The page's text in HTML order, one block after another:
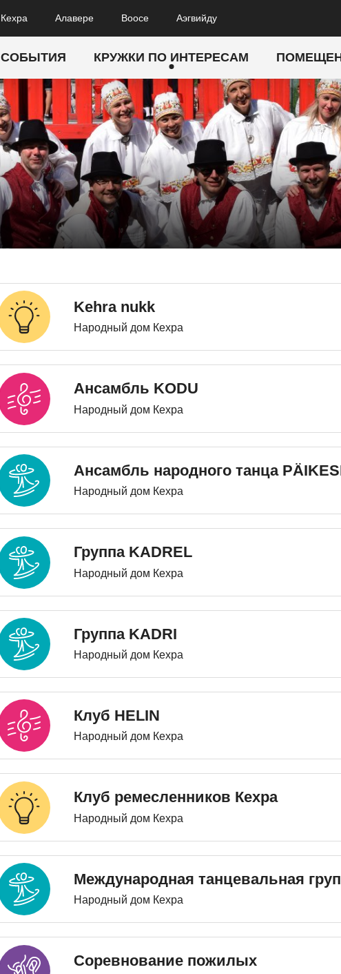
Кехра Алавере Воосе Аэгвийду
СОБЫТИЯ КРУЖКИ ПО ИНТЕРЕСАМ
Kehra nukk
Народный дом Кехра
Ансамбль KODU
Народный дом Кехра
Ансамбль народного танца
Народный дом Кехра
Группа KADREL
Народный дом Кехра
Группа KADRI
Народный дом Кехра
Клуб HELIN
Народный дом Кехра
Клуб ремесленников Кехра
Народный дом Кехра
Международная танцевальная
Народный дом Кехра
Соревнование пожилых